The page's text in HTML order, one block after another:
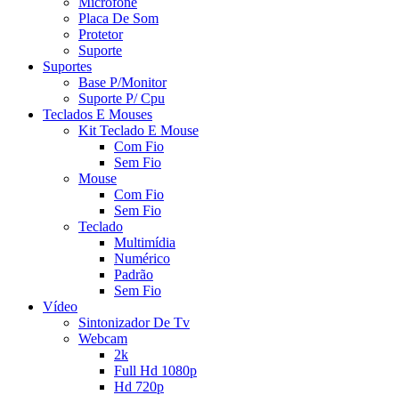
Placa De Som
Protetor
Suporte
Suportes
Base P/Monitor
Suporte P/ Cpu
Teclados E Mouses
Kit Teclado E Mouse
Com Fio
Sem Fio
Mouse
Com Fio
Sem Fio
Teclado
Multimídia
Numérico
Padrão
Sem Fio
Vídeo
Sintonizador De Tv
Webcam
2k
Full Hd 1080p
Hd 720p